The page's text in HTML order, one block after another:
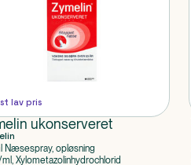
lav pris
ukonserveret
Næsespray, opløsning
Xylometazolinhydrochlorid